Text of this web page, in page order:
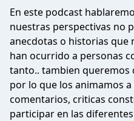
En este podcast
nuestras perspectivas no
anecdotas o historias que
han ocurrido a personas
tanto.. tambien
por lo que los animamos
comentarios, criticas
participar en las